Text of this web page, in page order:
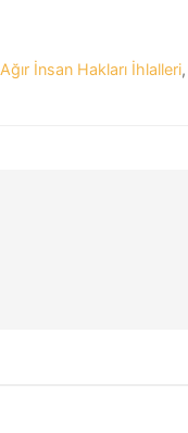
Ağır İnsan Hakları İhlalleri,